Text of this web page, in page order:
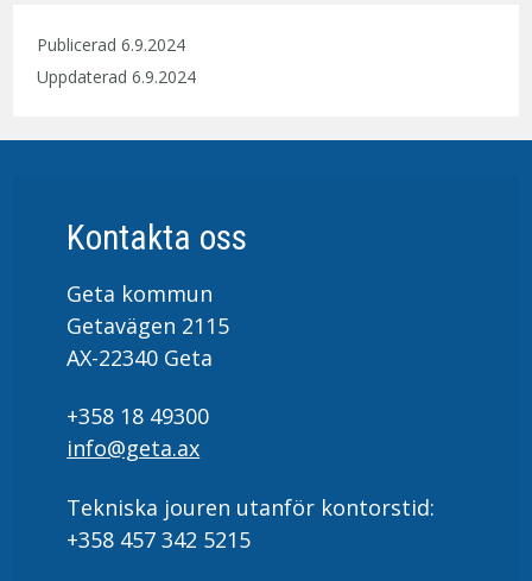
Publicerad 6.9.2024
Uppdaterad 6.9.2024
Kontakta oss
Geta kommun
Getavägen 2115
AX-22340 Geta
+358 18 49300
info@geta.ax
Tekniska jouren utanför kontorstid:
+358 457 342 5215